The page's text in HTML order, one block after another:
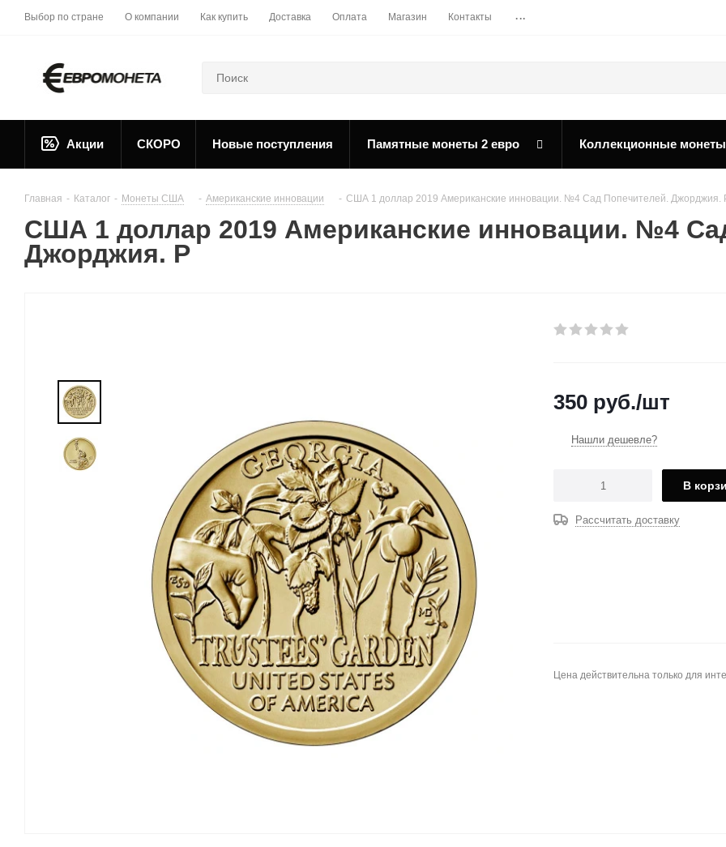
Выбор по стране О компании Как купить Доставка Оплата Магазин Контакты ...
Акции СКОРО Новые поступления Памятные монеты 2 евро Коллекционные
Главная - Каталог - Монеты США - Американские инновации - США 1 доллар 2019 Американские инновации. №4 Сад Попечителей. Джорджия.
США 1 доллар 2019 Американские инновации. №4
Джорджия. P
350 руб./шт
Нашли дешевле?
В
Рассчитать доставку
Цена действительна только для